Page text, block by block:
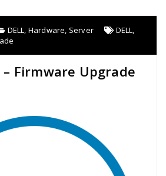
DELL Hardware Server DELL
– Firmware Upgrade